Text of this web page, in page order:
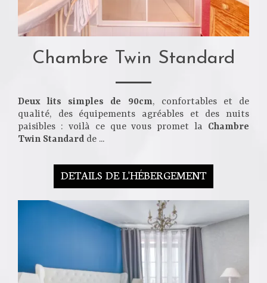
Chambre Twin Standard
Deux lits simples de 90cm, confortables et de
qualité, des équipements agréables et des nuits
paisibles : voilà ce que vous promet la Chambre
Twin Standard de ...
DETAILS DE L'HÉBERGEMENT